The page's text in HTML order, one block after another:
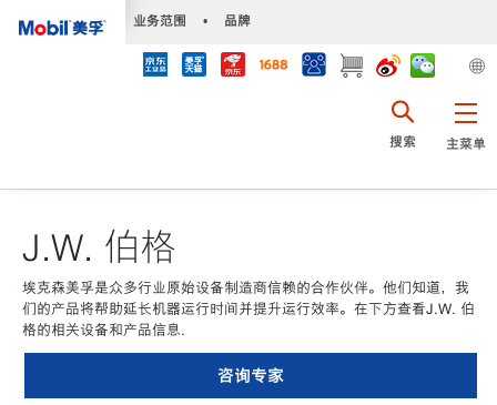
业务范围 • 品牌
主菜单
搜索
J.W. 伯格
埃克森美孚是众多行业原始设备制造商信赖的合作伙伴。他们知道，我
们的产品将帮助延长机器运行时间并提升运行效率。在下方查看J.W. 伯
格的相关设备和产品信息.
咨询专家